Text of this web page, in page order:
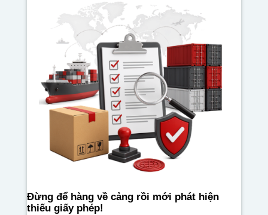
Đừng để hàng về cảng rồi mới phát hiện
thiếu giấy phép!